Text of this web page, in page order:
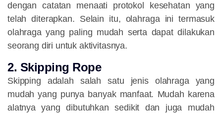
dengan catatan menaati protokol kesehatan yang
telah diterapkan. Selain itu, olahraga ini termasuk
olahraga yang paling mudah serta dapat dilakukan
seorang diri untuk aktivitasnya.
2. Skipping Rope
Skipping adalah salah satu jenis olahraga yang
mudah yang punya banyak manfaat. Mudah karena
alatnya yang dibutuhkan sedikit dan juga mudah